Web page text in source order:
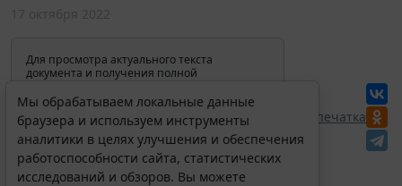
Для просмотра актуального текста
документа и получения полной
изменениях и порядке применения
документа, воспользуйтесь поиском в
Интернет-версии системы ГАРАНТ:
Перепечатка
Мы обрабатываем локальные данные
браузера и используем инструменты
аналитики в целях улучшения и обеспечения
работоспособности сайта, статистических
исследований и обзоров. Вы можете